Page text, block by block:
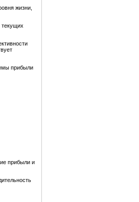
жизни,
текущих
прибыли
прибыли и